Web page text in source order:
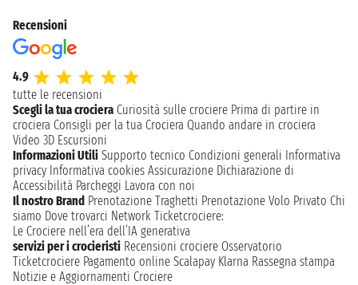
Recensioni
4.9
tutte le recensioni
Scegli la tua crociera Curiosità sulle crociere Prima di partire in
crociera Consigli per la tua Crociera Quando andare in crociera
Video 3D Escursioni
Informazioni Utili Supporto tecnico Condizioni generali Informativa
privacy Informativa cookies Assicurazione Dichiarazione di
Accessibilità Parcheggi Lavora con noi
Il nostro Brand Prenotazione Traghetti Prenotazione Volo Privato Chi
siamo Dove trovarci Network Ticketcrociere:
Le Crociere nell’era dell’IA generativa
servizi per i crocieristi Recensioni crociere Osservatorio
Ticketcrociere Pagamento online Scalapay Klarna Rassegna stampa
Notizie e Aggiornamenti Crociere